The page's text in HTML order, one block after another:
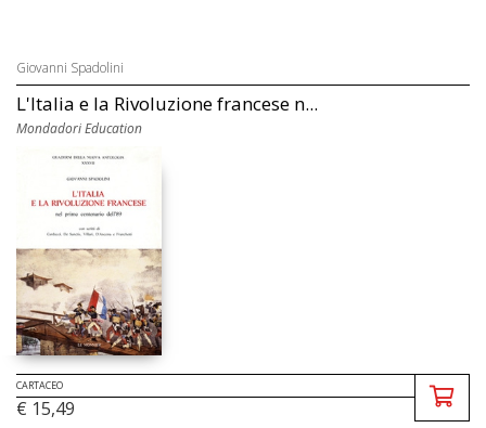
Giovanni Spadolini
L'Italia e la Rivoluzione francese n...
Mondadori Education
CARTACEO
€ 15,49